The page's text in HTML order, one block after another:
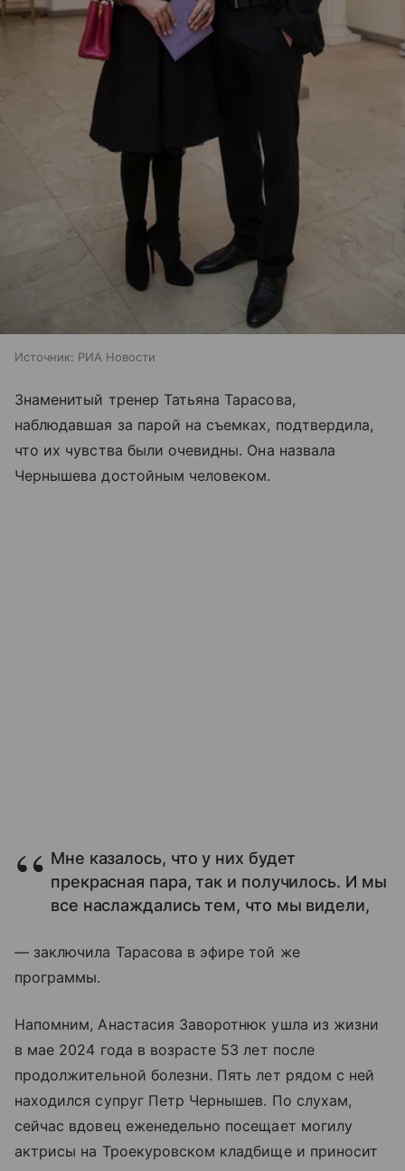
Источник: РИА Новости
Знаменитый тренер Татьяна Тарасова,
наблюдавшая за парой на съемках, подтвердила,
что их чувства были очевидны. Она назвала
Чернышева достойным человеком.
Мне казалось, что у них будет
прекрасная пара, так и получилось. И мы
все наслаждались тем, что мы видели,
— заключила Тарасова в эфире той же
программы.
Напомним, Анастасия Заворотнюк ушла из жизни
в мае 2024 года в возрасте 53 лет после
продолжительной болезни. Пять лет рядом с ней
находился супруг Петр Чернышев. По слухам,
сейчас вдовец еженедельно посещает могилу
актрисы на Троекуровском кладбище и приносит